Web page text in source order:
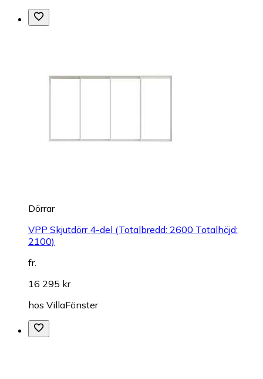
Dörrar
VPP Skjutdörr 4-del (Totalbredd: 2600 Totalhöjd:
2100)
fr.
16 295 kr
hos VillaFönster